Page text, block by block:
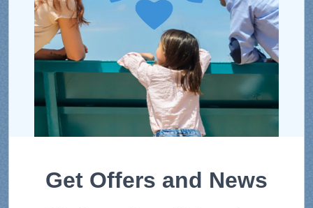
Get Offers and News